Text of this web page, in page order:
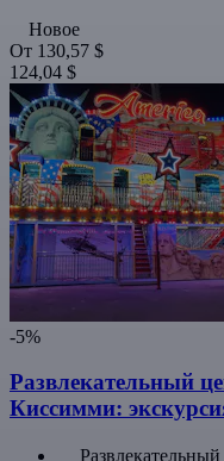
Новое
От 130,57 $
124,04 $
-5%
Развлекательный
Киссимми: